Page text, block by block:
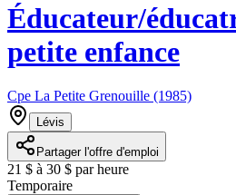
Éducateur/
petite enfance
Cpe La Petite Grenouille (1985)
Lévis
Partager l'offre d'emploi
21 $ à 30 $ par heure
Temporaire